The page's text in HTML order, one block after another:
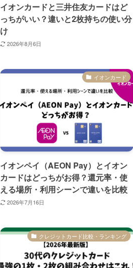
イオンカードと三井住友カードはど
っちがいい？違いと2枚持ちの使い分
け
2026年8月6日
イオンカード
イオンペイ（AEON Pay）とイオン
カードはどっちがお得？還元率・使
える場所・利用シーンで違いを比較
2026年7月16日
クレジットカード比較・ランキング